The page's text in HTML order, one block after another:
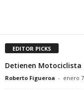
EDITOR PICKS
Detienen Motociclista
Roberto Figueroa - enero